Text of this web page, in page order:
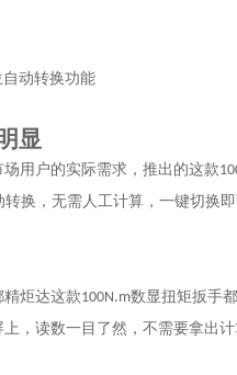
显
用户的实际需求，推出的这款
转换，无需人工计算，一键切换
炬达这款100N.m数显扭矩扳手
，读数一目了然，不需要拿出